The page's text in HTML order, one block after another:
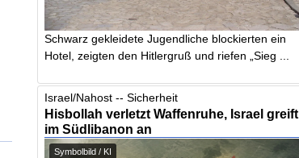
Schwarz gekleidete Jugendliche blockierten ein
Hotel, zeigten den Hitlergruß und riefen „Sieg ...
Israel/Nahost -- Sicherheit
Hisbollah verletzt Waffenruhe, Israel greift
im Südlibanon an
Symbolbild / KI